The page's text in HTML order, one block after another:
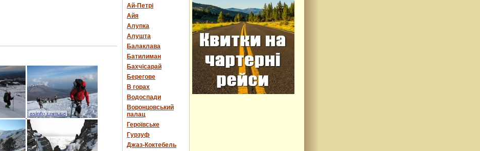
Ай-Петрі
Айя
Алупка
Алушта
Балаклава
Батилиман
Бахчісарай
Берегове
В горах
Водоспади
Воронцовський
палац
Героївське
Гурзуф
Джаз-Коктебель